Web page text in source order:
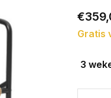
Gratis
3